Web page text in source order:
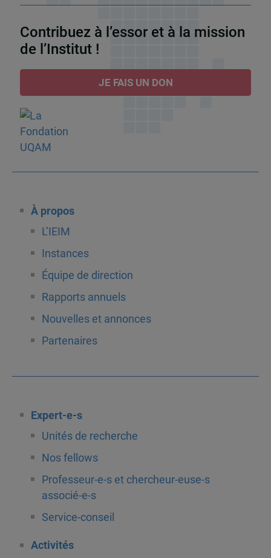
Contribuez à l’essor et à la mission
de l’Institut !
JE FAIS UN DON
À propos
L’IEIM
Instances
Équipe de direction
Rapports annuels
Nouvelles et annonces
Partenaires
Expert-e-s
Unités de recherche
Nos fellows
Professeur-e-s et chercheur-euse-s
associé-e-s
Service-conseil
Activités